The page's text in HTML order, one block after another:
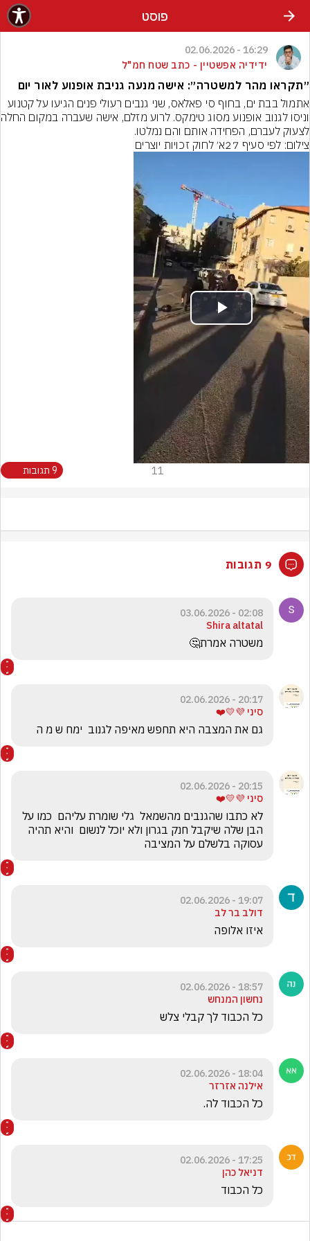
פוסט
16:29 - 02.06.2026
ידידיה אפשטיין - כתב שטח חמ"ל
״תקראו מהר למשטרה״: אישה מנעה גניבת אופנוע לאור יום
אתמול בבת ים, בחוף סי פאלאס, שני גנבים רעולי פנים הגיעו על קטנוע
לצעוק לעברם, הפחידה אותם והם נמלטו.
צילום: לפי סעיף 27א׳ לחוק זכויות יוצרים
Play
Video
11 9 תגובות
9 תגובות
02:08 - 03.06.2026
Shira altatal
משטרה אמרת🤔
20:17 - 02.06.2026
סיני 💜💛❤️
גם את המצבה היא תחפש מאיפה לגנוב  ימח ש מ ה
20:15 - 02.06.2026
סיני 💜💛❤️
עסוקה בלשלם על המציבה
19:07 - 02.06.2026
דולב בר לב
איזו אלופה
18:57 - 02.06.2026
נחשון המנחש
כל הכבוד לך קבלי צלש
18:04 - 02.06.2026
אילנה אזרזר
כל הכבוד לה.
17:25 - 02.06.2026
דניאל כהן
כל הכבוד